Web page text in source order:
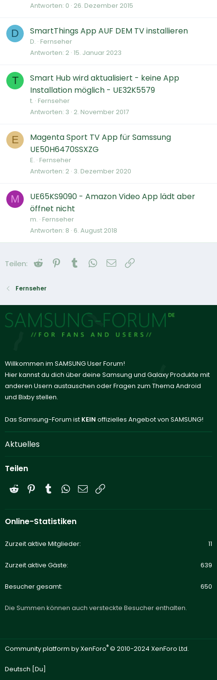
Antworten 0 26. Dezember 2015
D SmartThings App AUF DEM TV installieren
D. Fernseher
Antworten 2 15. Januar 2023
T
Smart Hub wird aktualisiert - keine App
Installation möglich - UE32K5579
t. Fernseher
Antworten 3 2. November 2017
E
Magenta Sport TV App für Samssung
UE50H6470SSXZG
E. Fernseher
Antworten 2 3. Dezember 2020
M
UE65KS9090 - Amazon Video App lädt aber
öffnet nicht
m. Fernseher
Antworten 8 6. August 2018
Teilen: Reddit Pinterest
Tumblr WhatsApp
E-Mail
Fernseher
Willkommen im SAMSUNG User Forum!
Hier kannst du dich über deine Samsung und Galaxy Produkte mit
anderen Usern austauschen oder Fragen zum Thema Android
und Bixby stellen.
Das Samsung-Forum ist KEIN offizielles Angebot von SAMSUNG!
Aktuelles
Teilen
Reddit PinterestTumblrWhatsApp
E-Mail
Online-Statistiken
Zurzeit aktive Mitglieder 11
Zurzeit aktive Gäste 639
Besucher gesamt 650
Die Summen können auch versteckte Besucher enthalten.
Community platform by XenForo® © 2010-2024 XenForo Ltd.
Deutsch [Du]